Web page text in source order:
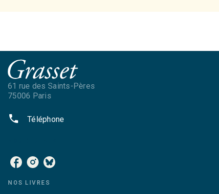
61 rue des Saints-Pères
75006 Paris
phone Téléphone
NOS LIVRES